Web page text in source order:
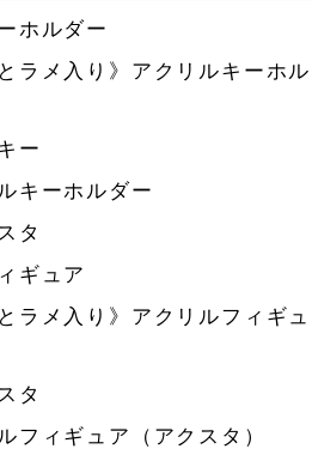
ホルダー
ラメ入り》アクリルキーホル
ー
キーホルダー
タ
ギュア
ラメ入り》アクリルフィギュ
タ
フィギュア（アクスタ）